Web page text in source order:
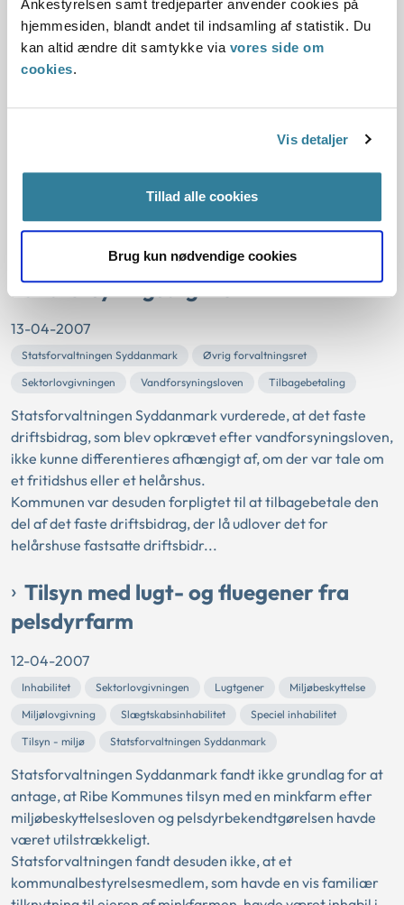
Ankestyrelsen samt tredjeparter anvender cookies på
hjemmesiden, blandt andet til indsamling af statistik. Du
kan altid ændre dit samtykke via vores side om
cookies.
Vis detaljer
Tillad alle cookies
Brug kun nødvendige cookies
Udbud af fast ejendom Mageskifte
Udbud af fast ejendom
Statsforvaltningen Sjælland
hver 346 m2. Det var aftalt mageskifte uden betaling.
Statsforvaltningen Sjælland gav samtykke til mageskifte.
Statsforvaltningen lagde vægt på, at mageskiftet var
Fastsættelse og tilbagebetaling af
vandforsyningsafgifter
13-04-2007
Statsforvaltningen Syddanmark
Øvrig forvaltningsret
Sektorlovgivningen
Vandforsyningsloven Tilbagebetaling
Statsforvaltningen Syddanmark vurderede, at det faste
driftsbidrag, som blev opkrævet efter vandforsyningsloven,
ikke kunne differentieres afhængigt af, om der var tale om
et fritidshus eller et helårshus.
Kommunen var desuden forpligtet til at tilbagebetale den
del af det faste driftsbidrag, der lå udlover det for
helårshuse fastsatte driftsbidr...
Tilsyn med lugt- og fluegener fra
pelsdyrfarm
12-04-2007
Inhabilitet Sektorlovgivningen Lugtgener
Miljøbeskyttelse
Miljølovgivning
Slægtskabsinhabilitet
Speciel inhabilitet
Tilsyn - miljø
Statsforvaltningen Syddanmark
Statsforvaltningen Syddanmark fandt ikke grundlag for at
antage, at Ribe Kommunes tilsyn med en minkfarm efter
miljøbeskyttelsesloven og pelsdyrbekendtgørelsen havde
været utilstrækkeligt.
Statsforvaltningen fandt desuden ikke, at et
kommunalbestyrelsesmedlem, som havde en vis familiær